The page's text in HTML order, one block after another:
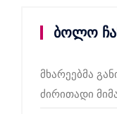
ბოლო
მხარეებმა
ძირითადი